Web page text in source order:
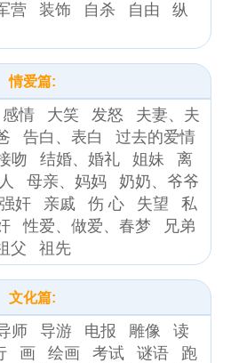
营 装饰 自杀 自由
纵
情爱篇:
情 大笑 发怒
夫妻、夫
告白、表白
过去的爱情
吻 结婚、婚礼 姐妹
离
母亲、妈妈
奶奶、爷爷
强奸 亲戚 伤 心 失望
私
性爱、做爱、春梦
兄弟
父 祖先
文化篇:
师 导游 电报 雕像
读
画 绘画 考试 谜语
跑